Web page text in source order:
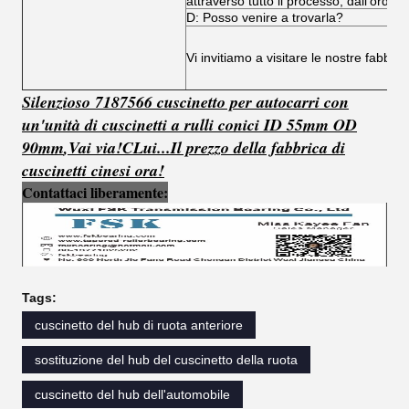
D: Posso venire a trovarla?
Vi invitiamo a visitare le nostre
Silenzioso 7187566 cuscinetto per autocarri con
un'unità di cuscinetti a rulli conici ID 55mm OD
90mm,Vai via!CLui...Il prezzo della fabbrica di
cuscinetti cinesi ora!
Contattaci liberamente:
Tags:
cuscinetto del hub di ruota anteriore
sostituzione del hub del cuscinetto della ruota
cuscinetto del hub dell'automobile